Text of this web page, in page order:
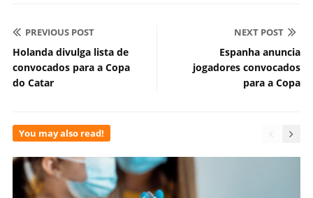
PREVIOUS POST
Holanda divulga lista de
convocados para a Copa
do Catar
NEXT POST
Espanha anuncia
jogadores convocados
para a Copa
You may also read!